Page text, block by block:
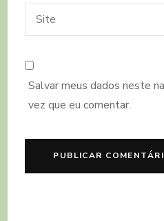
Salvar meus dados neste
vez que eu comentar.